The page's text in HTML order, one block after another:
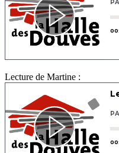
Lecture de Martine :